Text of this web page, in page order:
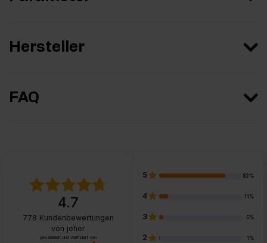
Hersteller
FAQ
4.7
778 Kundenbewertungen
von jeher
gesammelt und verifiziert von
5 82%
4 11%
3 5%
2 1%